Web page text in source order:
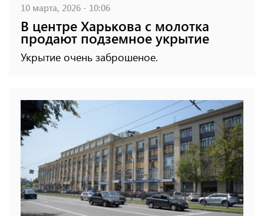
10 марта, 2026 - 10:06
В центре Харькова с молотка
продают подземное укрытие
Укрытие очень заброшеное.